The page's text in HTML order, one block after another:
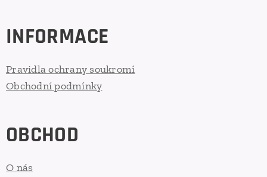
INFORMACE
Pravidla ochrany soukromí
Obchodní podmínky
OBCHOD
O nás